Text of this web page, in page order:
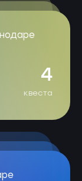
4
квеста